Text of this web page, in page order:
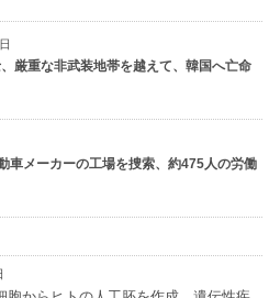
厳重な非武装地帯を越えて、韓国へ亡命
車メーカーの工場を捜索、約475人の労働